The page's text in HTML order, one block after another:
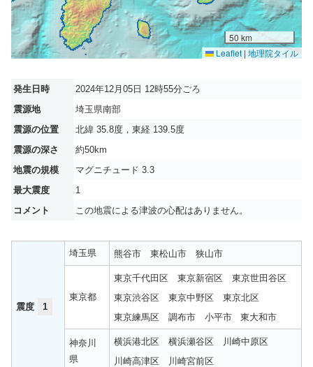
50 km
Leaflet | 地理院タイル
発生日時
2024年12月05日 12時55分ごろ
震源地
埼玉県南部
震源の位置
北緯 35.8度，東経 139.5度
震源の深さ
約50km
地震の規模
マグニチュード 3.3
最大震度
1
コメント
この地震による津波の心配はありません。
震度 1
埼玉県 熊谷市 東松山市 狭山市
東京都
東京千代田区 東京新宿区
東京世田谷区
東京渋谷区
東京中野区
東京北区
東京練馬区
調布市 小平市 東大和市
神奈川
県
横浜港北区 横浜瀬谷区
川崎中原区
川崎高津区
川崎宮前区